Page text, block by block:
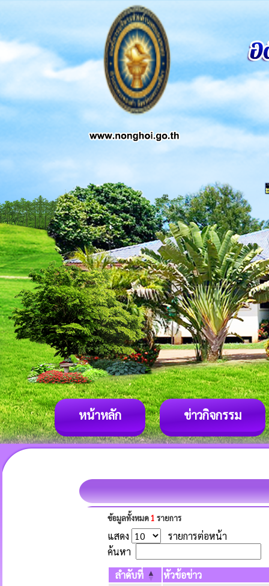
หน้าหลัก ข่าวกิจกรรม
ข้อมูลทั้งหมด 1 รายการ
แสดง
รายการต่อหน้า
ค้นหา
ลำดับที่
หัวข้อข่าว